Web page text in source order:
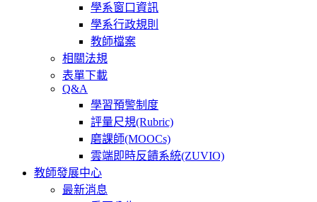
學系窗口資訊
學系行政規則
教師檔案
相關法規
表單下載
Q&A
學習預警制度
評量尺規(Rubric)
磨課師(MOOCs)
雲端即時反饋系統(ZUVIO)
教師發展中心
最新消息